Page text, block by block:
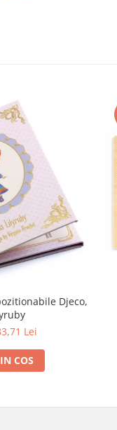
Djeco,
Lei
COS